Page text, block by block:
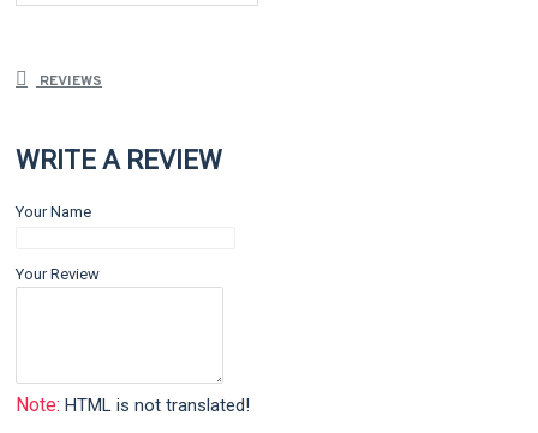
REVIEWS
WRITE A REVIEW
Your Name
Your Review
Note: HTML is not translated!